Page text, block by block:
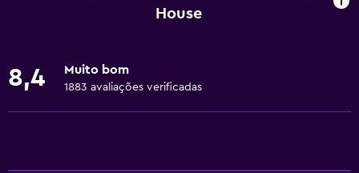
Detetores de fumo
Aquecimento
House
8,4 Muito bom
1883 avaliações verificadas